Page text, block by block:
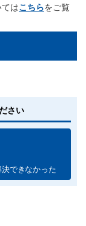
はこちらをご覧
さい
決できなかった